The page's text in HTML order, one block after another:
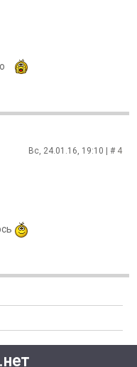
Вс, 24.01.16, 19:10 | # 4